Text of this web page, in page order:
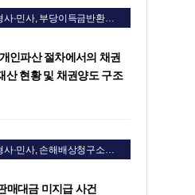
기업자문, 물품대금, 형사·민사, 부당이득금반환청구소송, 상법, 회사법
인파산 절차에서의 채권
산 현황 및 채권양도 구조
물품대금, 손해배상, 형사·민사, 손해배상청구소송, 물품대금청구소송
매대금 미지급 사건